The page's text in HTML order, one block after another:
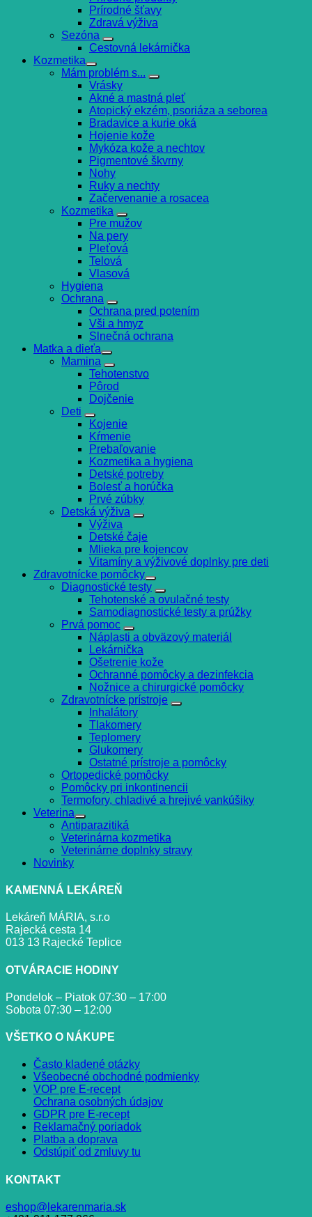
Prírodné šťavy
Zdravá výživa
Sezóna
Cestovná lekárnička
Kozmetika
Mám problém s...
Vrásky
Akné a mastná pleť
Atopický ekzém, psoriáza a seborea
Bradavice a kurie oká
Hojenie kože
Mykóza kože a nechtov
Pigmentové škvrny
Nohy
Ruky a nechty
Začervenanie a rosacea
Kozmetika
Pre mužov
Na pery
Pleťová
Telová
Vlasová
Hygiena
Ochrana
Ochrana pred potením
Vši a hmyz
Slnečná ochrana
Matka a dieťa
Mamina
Tehotenstvo
Pôrod
Dojčenie
Deti
Kojenie
Kŕmenie
Prebaľovanie
Kozmetika a hygiena
Detské potreby
Bolesť a horúčka
Prvé zúbky
Detská výživa
Výživa
Detské čaje
Mlieka pre kojencov
Vitamíny a výživové doplnky pre deti
Zdravotnícke pomôcky
Diagnostické testy
Tehotenské a ovulačné testy
Samodiagnostické testy a prúžky
Prvá pomoc
Náplasti a obväzový materiál
Lekárnička
Ošetrenie kože
Ochranné pomôcky a dezinfekcia
Nožnice a chirurgické pomôcky
Zdravotnícke prístroje
Inhalátory
Tlakomery
Teplomery
Glukomery
Ostatné prístroje a pomôcky
Ortopedické pomôcky
Pomôcky pri inkontinencii
Termofory, chladivé a hrejivé vankúšiky
Veterina
Antiparazitiká
Veterinárna kozmetika
Veterinárne doplnky stravy
Novinky
KAMENNÁ LEKÁREŇ
Lekáreň MÁRIA, s.r.o
Rajecká cesta 14
013 13 Rajecké Teplice
OTVÁRACIE HODINY
Pondelok – Piatok 07:30 – 17:00
Sobota 07:30 – 12:00
VŠETKO O NÁKUPE
Často kladené otázky
Všeobecné obchodné podmienky
VOP pre E-recept
Ochrana osobných údajov
GDPR pre E-recept
Reklamačný poriadok
Platba a doprava
Odstúpiť od zmluvy tu
KONTAKT
eshop@lekarenmaria.sk